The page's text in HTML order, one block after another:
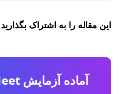
این مقاله را به اشتراک بگذارید
آماده آزمایش SeaMeet هستید؟